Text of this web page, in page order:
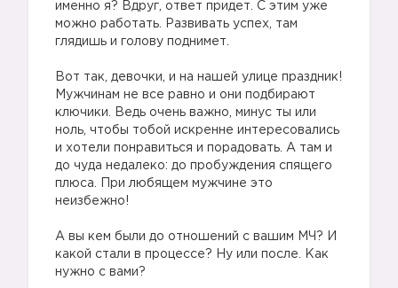
именно я? Вдруг, ответ придет. С этим уже
можно работать. Развивать успех, там
глядишь и голову поднимет.
Вот так, девочки, и на нашей улице праздник!
Мужчинам не все равно и они подбирают
ключики. Ведь очень важно, минус ты или
ноль, чтобы тобой искренне интересовались
и хотели понравиться и порадовать. А там и
до чуда недалеко: до пробуждения спящего
плюса. При любящем мужчине это
неизбежно!
А вы кем были до отношений с вашим МЧ? И
какой стали в процессе? Ну или после. Как
нужно с вами?